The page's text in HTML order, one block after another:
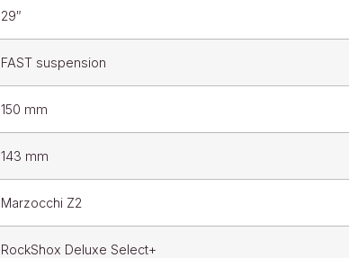
29″
FAST suspension
150 mm
143 mm
Marzocchi Z2
RockShox Deluxe Select+